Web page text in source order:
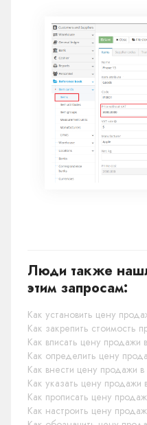
Люди также
этим запросам:
Как установить цену
Как закрепить стоимость
Как вписать цену продажи
Как определить цену
Как внести цену продажи в
Как указать цену продажи
Как прописать цену
Как настроить цену